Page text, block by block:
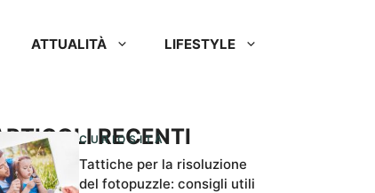
ATTUALITÀ LIFESTYLE
RECENTI
CURIOSITÀ
Tattiche per la risoluzione
del fotopuzzle: consigli utili